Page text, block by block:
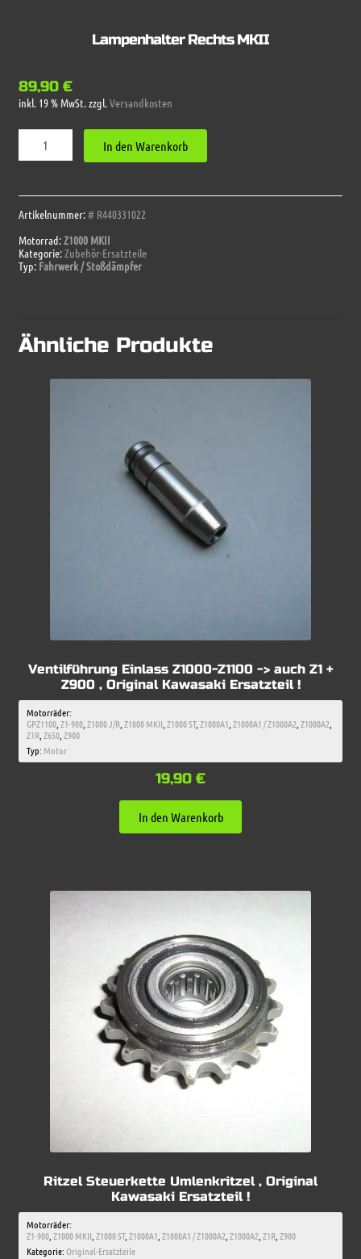
Lampenhalter Rechts MKII
89,90 €
inkl. 19 % MwSt.zzgl.Versandkosten
Lampenhalter
Rechts
In den Warenkorb
Artikelnummer:# R440331022
Motorrad:Z1000 MKII
Kategorie:Zubehör-Ersatzteile
Typ: Fahrwerk / Stoßdämpfer
Ähnliche Produkte
Ventilführung Einlass Z1000-Z1100 -> auch Z1 +
Z900 , Original Kawasaki Ersatzteil !
Motorräder:
GPZ1100, Z1-900, Z1000 J/R, Z1000 MKII Z1000 ST, Z1000A1 Z1000A1 / Z1000A2 Z1000A2
Z1R, Z650, Z900
Typ: Motor
19,90 €
In den Warenkorb
Ritzel Steuerkette Umlenkritzel , Original
Kawasaki Ersatzteil !
Motorräder:
Z1-900,Z1000 MKII,Z1000 ST,Z1000A1,Z1000A1 / Z1000A2,Z1000A2,Z1R,Z900
Kategorie:Original-Ersatzteile